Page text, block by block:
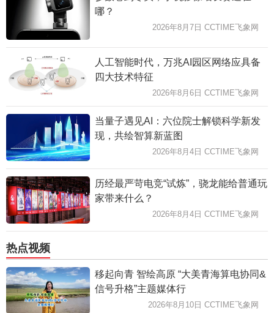
哪？
2026年8月7日 CCTIME飞象网
人工智能时代，万兆AI园区网络应具备
四大技术特征
2026年8月6日 CCTIME飞象网
当量子遇见AI：六位院士解锁科学新发
现，共绘智算新蓝图
2026年8月4日 CCTIME飞象网
历经最严苛电竞“试炼”，骁龙能给普通玩
家带来什么？
2026年8月4日 CCTIME飞象网
热点视频
移起向青 智绘高原 “大美青海算电协同&
信号升格”主题媒体行
2026年8月10日 CCTIME飞象网